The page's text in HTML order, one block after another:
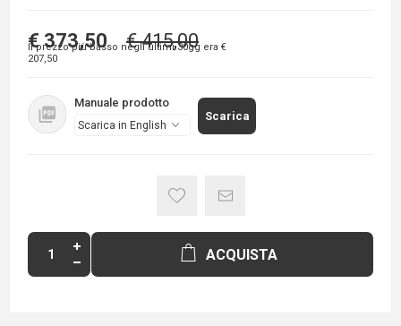
€ 373,50
Il prezzo più basso negli ultimi 30gg era €
207,50
€ 415,00
Manuale prodotto
Scarica
ACQUISTA